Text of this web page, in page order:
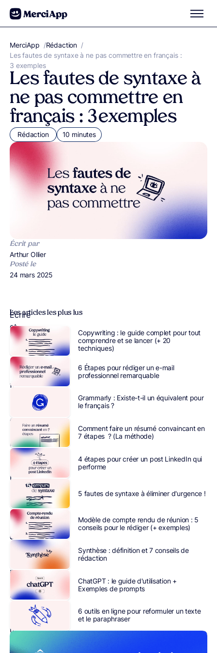
Aller au contenu
MerciApp correcteur orthographe
/Rédaction /
Les fautes de syntaxe à ne pas commettre en français :
3 exemples
Les fautes de syntaxe à
ne pas commettre en
français : 3 exemples
Rédaction 10 minutes
Écrit par
Publié par
Arthur Ollier
Posté le
Publié le
24 mars 2025
Écrire
et
construire
phrases
en
français
correct
erreur
d’orthographe
n’a
rien
d’évident.
Une
personne
commet
une
faute
de
syntaxe
lorsqu’un
mot
mal
placé
une
phrase.
Les articles les plus lus
Copywriting : le guide complet pour tout
comprendre et se lancer (+ 20
techniques)
6 Étapes pour rédiger un e-mail
professionnel remarquable
Grammarly : Existe-t-il un équivalent pour
le français ?
Comment faire un résumé convaincant en
7 étapes ? (La méthode)
4 étapes pour créer un post LinkedIn qui
performe
5 fautes de syntaxe à éliminer d'urgence !
Modèle de compte rendu de réunion : 5
conseils pour le rédiger (+ exemples)
Synthèse : définition et 7 conseils de
rédaction
ChatGPT : le guide d'utilisation +
Exemples de prompts
6 outils en ligne pour reformuler un texte
et le paraphraser